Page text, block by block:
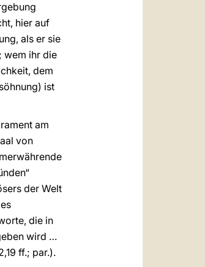
hier auf
als er sie
wem ihr die
dem
ist
am
von
der Welt
die in
wird …
ff.; par.).